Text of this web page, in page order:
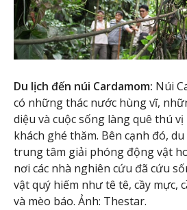
Du lịch đến núi Cardamom: Núi
có những thác nước hùng vĩ,
diệu và cuộc sống làng quê thú
khách ghé thăm. Bên cạnh đó,
trung tâm giải phóng động vật
nơi các nhà nghiên cứu đã cứu
vật quý hiếm như tê tê, cầy mực,
và mèo báo. Ảnh: Thestar.